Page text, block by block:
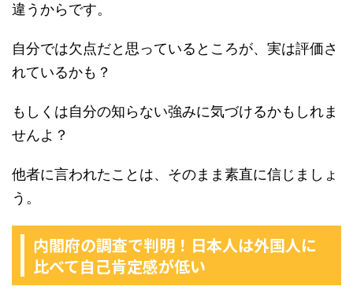
違うからです。
自分では欠点だと思っているところが、実は評価さ
れているかも？
もしくは自分の知らない強みに気づけるかもしれま
せんよ？
他者に言われたことは、そのまま素直に信じましょ
う。
内閣府の調査で判明！日本人は外国人に
比べて自己肯定感が低い